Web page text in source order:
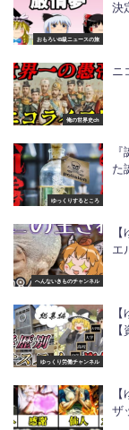
おもろいB級ニュースの旅
決
俺の世界史ch
ニ
ゆっくりするところ
た
へんないきものチャンネル
エ
ゆっくり労働チャンネル
【
ザ